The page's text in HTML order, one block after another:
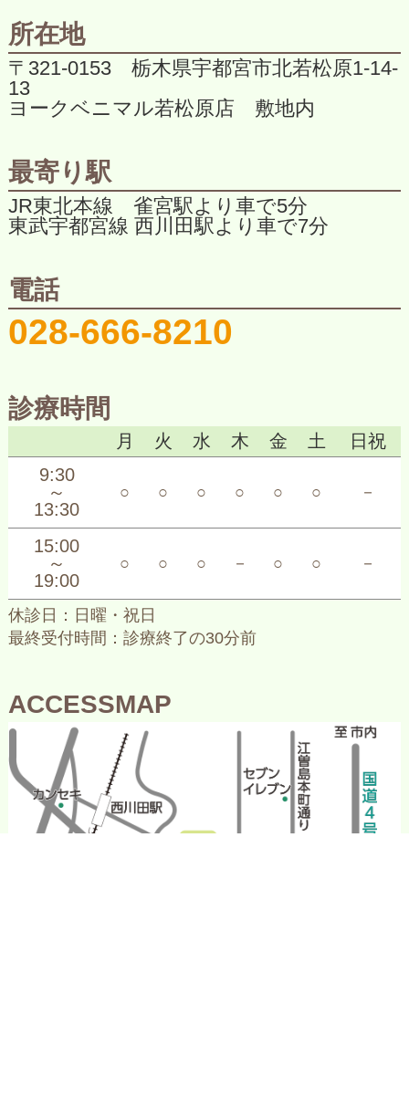
所在地
〒321-0153 栃木県宇都宮市北若松原1-14-
13
ヨークベニマル若松原店 敷地内
最寄り駅
JR東北本線 雀宮駅より車で5分
東武宇都宮線 西川田駅より車で7分
電話
028-666-8210
診療時間
月 火 水 木 金 土
日祝
9:30
～
13:30
○ ○ ○ ○ ○ ○ －
15:00
～
19:00
○ ○ ○ － ○ ○ －
休診日：日曜・祝日
最終受付時間：診療終了の30分前
ACCESSMAP